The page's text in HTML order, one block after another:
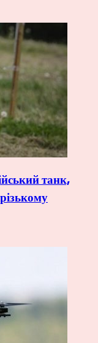
танк,